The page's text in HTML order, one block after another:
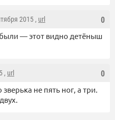
0
2015 , url
— этот видно детёныш
0
, url
не пять ног, а три.